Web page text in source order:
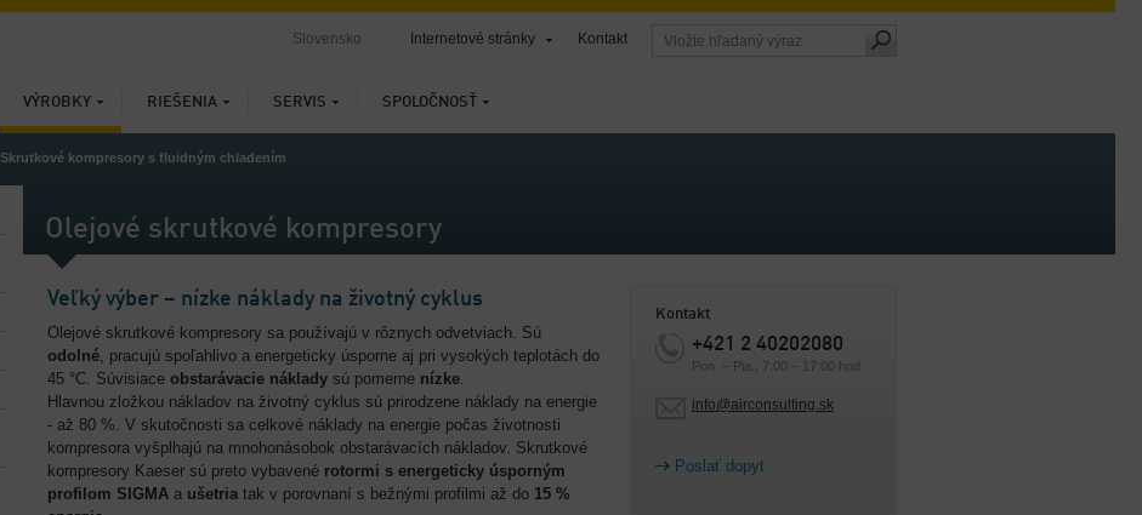
VÝROBKY RIEŠENIA SERVIS SPOLOČNOSŤ
Slovensko Internetové stránky Kontakt
Skrutkové kompresory s fluidným chladením
Olejové skrutkové kompresory
Veľký výber – nízke náklady na životný cyklus
Olejové skrutkové kompresory sa používajú v rôznych odvetviach. Sú
odolné, pracujú spoľahlivo a energeticky úsporne aj pri vysokých teplotách do
45 °C. Súvisiace obstarávacie náklady sú pomerne nízke.
Hlavnou zložkou nákladov na životný cyklus sú prirodzene náklady na energie
- až 80 %. V skutočnosti sa celkové náklady na energie počas životnosti
kompresora vyšplhajú na mnohonásobok obstarávacích nákladov. Skrutkové
kompresory Kaeser sú preto vybavené rotormi s energeticky úsporným
profilom SIGMA a ušetria tak v porovnaní s bežnými profilmi až do 15 %
Kontakt
+421 2 40202080
Pon. – Pia., 7:00 – 17:00 hod.
info@airconsulting.sk
Poslať dopyt